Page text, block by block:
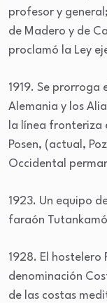
profesor y
de Madero y de
proclamó la Ley
1919. Se
Alemania y los
la línea fronteriza
Posen, (actual,
Occidental
1923. Un equipo
faraón
1928. El hostelero
denominación
de las costas